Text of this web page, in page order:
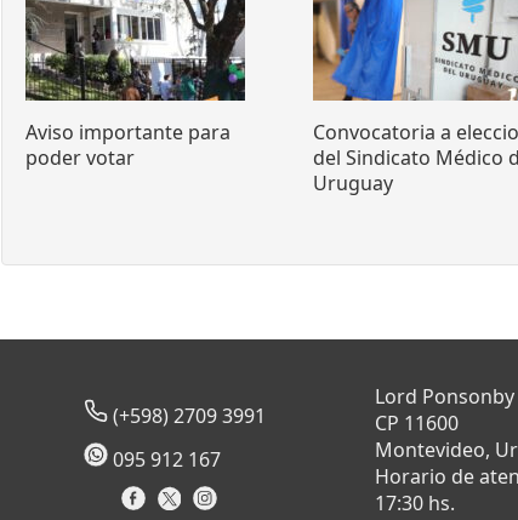
Aviso importante para
poder votar
Convocatoria a
del Sindicato Médico
Uruguay
(+598) 2709 3991
095 912 167
Lord
CP 11600
Montevideo,
Horario de
17:30 hs.